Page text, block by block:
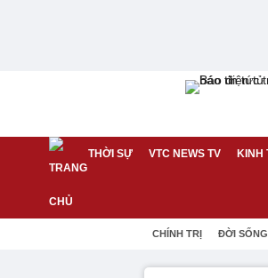
THỜI SỰ VTC NEWS TV KINH
CHÍNH TRỊ ĐỜI SỐNG